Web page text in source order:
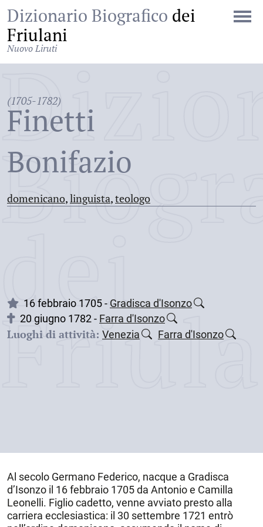
Dizionario Biografico dei
Friulani
Nuovo Liruti
(1705-1782)
Finetti
Bonifazio
domenicano,linguista,teologo
dei
16 febbraio 1705 - Gradisca d'Isonzo
20 giugno 1782 - Farra d'Isonzo
Luoghi di attività: Venezia Farra d'Isonzo
Al secolo Germano Federico, nacque a Gradisca
d’Isonzo il 16 febbraio 1705da Antonio e Camilla
Leonelli. Figlio cadetto, venne avviato presto alla
carriera ecclesiastica: il 30 settembre 1721 entrò